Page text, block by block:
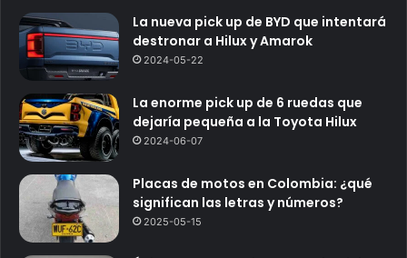
La nueva pick up de BYD que intentará
destronar a Hilux y Amarok
2024-05-22
La enorme pick up de 6 ruedas que
dejaría pequeña a la Toyota Hilux
2024-06-07
Placas de motos en Colombia: ¿qué
significan las letras y números?
2025-05-15